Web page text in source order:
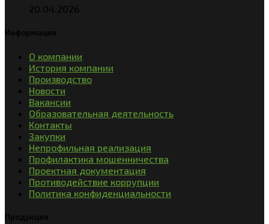
20.04.2026
Информация
О компании
История компании
Производство
Новости
Вакансии
Образовательная деятельность
Контакты
Закупки
Непрофильная реализация
Профилактика мошенничества
Проектная документация
Противодействие коррупции
Политика конфиденциальности
Продукция